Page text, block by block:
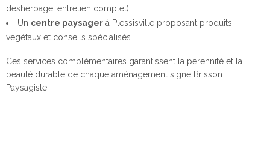
désherbage, entretien complet)
Un centre paysager à Plessisville proposant produits,
végétaux et conseils spécialisés
Ces services complémentaires garantissent la pérennité et la
beauté durable de chaque aménagement signé Brisson
Paysagiste.